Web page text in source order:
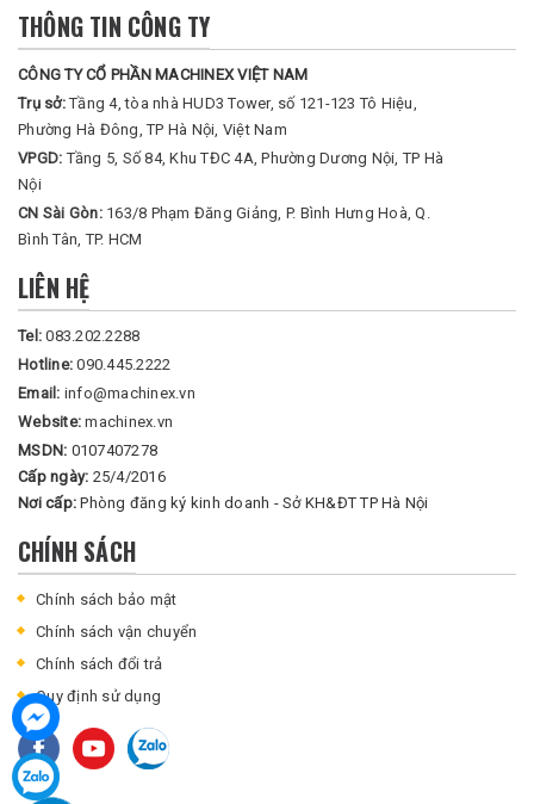
THÔNG TIN CÔNG TY
CÔNG TY CỔ PHẦN MACHINEX VIỆT NAM
Trụ sở:Tầng 4, tòa nhà HUD3 Tower, số 121-123 Tô Hiệu,
Phường Hà Đông, TP Hà Nội, Việt Nam
VPGD:Tầng 5, Số 84, Khu TĐC 4A, Phường Dương Nội, TP Hà
Nội
CN Sài Gòn: 163/8 Phạm Đăng Giảng, P. Bình Hưng Hoà, Q.
Bình Tân, TP. HCM
LIÊN HỆ
Tel:083.202.2288
Hotline:090.445.2222
Email: info@machinex.vn
Website:machinex.vn
MSDN: 0107407278
Cấp ngày: 25/4/2016
Nơi cấp:Phòng đăng ký kinh doanh - Sở KH&ĐT TP Hà Nội
CHÍNH SÁCH
Chính sách bảo mật
Chính sách vận chuyển
Chính sách đổi trả
Quy định sử dụng